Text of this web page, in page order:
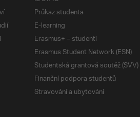
Průkaz studenta
E-learning
Erasmus+ – studenti
Erasmus Student Network (ESN)
Studentská grantová soutěž (SVV)
Finanční podpora studentů
Stravování a ubytování